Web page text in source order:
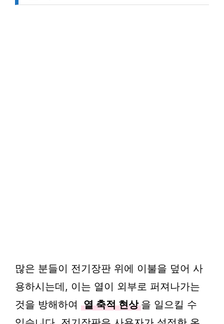
많은 분들이 전기장판 위에 이불을 덮어 사
용하시는데, 이는 열이 외부로 퍼져나가는
것을 방해하여 열 축적 현상 을 일으킬 수